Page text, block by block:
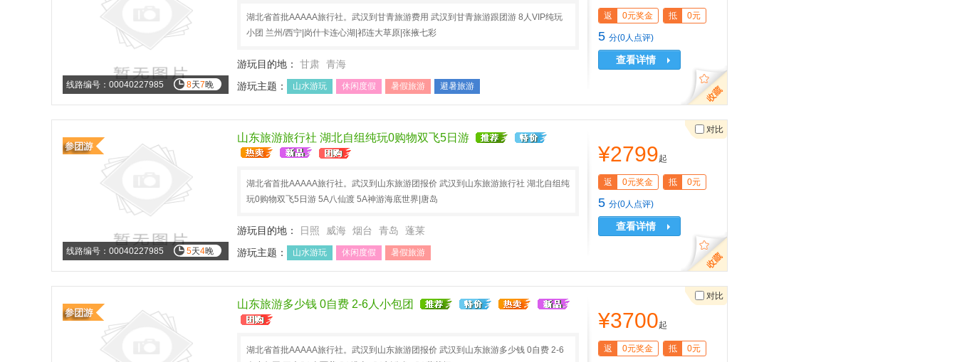
8天7晚
线路编号：00040227985
湖北省首批AAAAA旅行社。武汉到甘青旅游费用 武汉到甘青旅游跟团游 8人VIP纯玩
小团 兰州/西宁|岗什卡连心湖|祁连大草原|张掖七彩
游玩目的地： 甘肃
青海
游玩主题：
山水游玩 休闲度假 暑假旅游 避暑旅游
返 0元奖金 抵 0元
5 分(0人点评)
查看详情
5天4晚
线路编号：00040227985
山东旅游旅行社 湖北自组纯玩0购物双飞5日游
湖北省首批AAAAA旅行社。武汉到山东旅游团报价 武汉到山东旅游旅行社 湖北自组纯
玩0购物双飞5日游 5A八仙渡 5A神游海底世界|唐岛
游玩目的地： 日照 威海 烟台 青岛
蓬莱
游玩主题：
山水游玩 休闲度假 暑假旅游
¥2799起
返 0元奖金 抵 0元
5 分(0人点评)
查看详情
对比
山东旅游多少钱 0自费 2-6人小包团
湖北省首批AAAAA旅行社。武汉到山东旅游团报价 武汉到山东旅游多少钱 0自费 2-6
¥3700起
返 0元奖金 抵 0元
对比